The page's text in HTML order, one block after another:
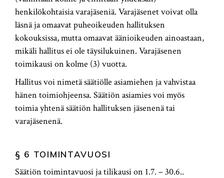
henkilökohtaisia varajäseniä. Varajäsenet voivat olla
läsnä ja omaavat puheoikeuden hallituksen
kokouksissa, mutta omaavat äänioikeuden ainoastaan,
mikäli hallitus ei ole täysilukuinen. Varajäsenen
toimikausi on kolme (3) vuotta.
Hallitus voi nimetä säätiölle asiamiehen ja vahvistaa
hänen toimiohjeensa. Säätiön asiamies voi myös
toimia yhtenä säätiön hallituksen jäsenenä tai
varajäsenenä.
§ 6 TOIMINTAVUOSI
Säätiön toimintavuosi ja tilikausi on 1.7. – 30.6..